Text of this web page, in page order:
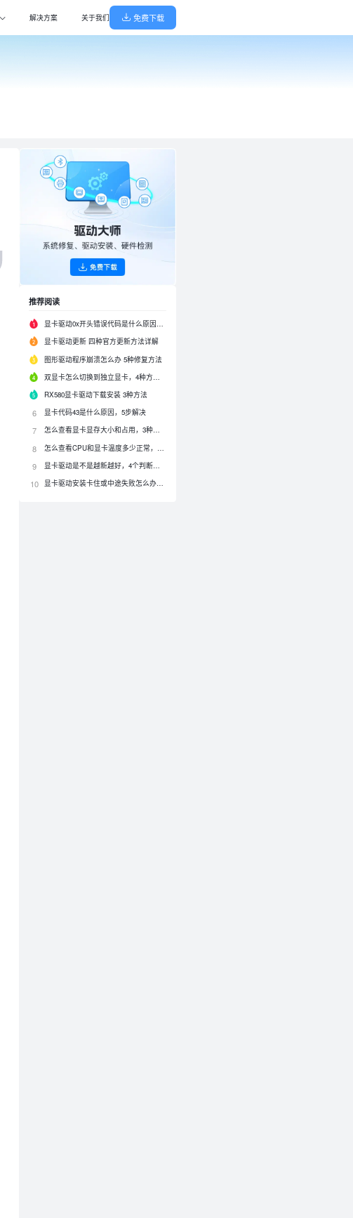
专注解决电脑异常，轻巧无广告
打印机驱动修复大师
全面诊断，智能修复，一键搜索安装驱动
专家团队，快速远程解决各类问题，高效省心
Claw龙虾部署大师
自动化本地部署，真有用龙虾机器人即刻上岗
DS一键部署大师
自动化本地部署DeepSeek,即刻拥有专属AI
解决方案 关于我们 免费下载
推荐阅读
显卡驱动0x开头错误代码是什么原因，4步解决
显卡驱动更新 四种官方更新方法详解
图形驱动程序崩溃怎么办 5种修复方法
双显卡怎么切换到独立显卡，4种方法设置
RX580显卡驱动下载安装 3种方法
6 显卡代码43是什么原因，5步解决
7 怎么查看显卡显存大小和占用，3种方法确认
8
9 显卡驱动是不是越新越好，4个判断要点
10 显卡驱动安装卡住或中途失败怎么办，4步排查